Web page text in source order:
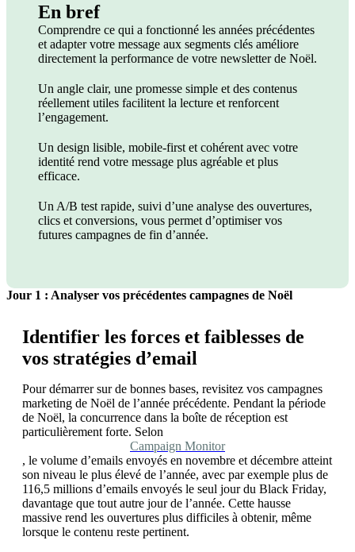
En bref
Comprendre ce qui a fonctionné les années précédentes
et adapter votre message aux segments clés améliore
directement la performance de votre newsletter de Noël.
Un angle clair, une promesse simple et des contenus
réellement utiles facilitent la lecture et renforcent
l’engagement.
Un design lisible, mobile-first et cohérent avec votre
identité rend votre message plus agréable et plus
efficace.
Un A/B test rapide, suivi d’une analyse des ouvertures,
clics et conversions, vous permet d’optimiser vos
futures campagnes de fin d’année.
Jour 1 : Analyser vos précédentes campagnes de Noël
Identifier les forces et faiblesses de
vos stratégies d’email
Pour démarrer sur de bonnes bases, revisitez vos campagnes
marketing de Noël de l’année précédente. Pendant la période
de Noël, la concurrence dans la boîte de réception est
particulièrement forte. Selon
Campaign Monitor
, le volume d’emails envoyés en novembre et décembre atteint
son niveau le plus élevé de l’année, avec par exemple plus de
116,5 millions d’emails envoyés le seul jour du Black Friday,
davantage que tout autre jour de l’année. Cette hausse
massive rend les ouvertures plus difficiles à obtenir, même
lorsque le contenu reste pertinent.